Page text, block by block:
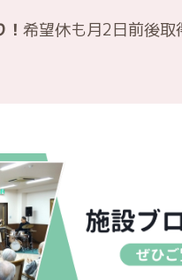
希望休も月2日前後